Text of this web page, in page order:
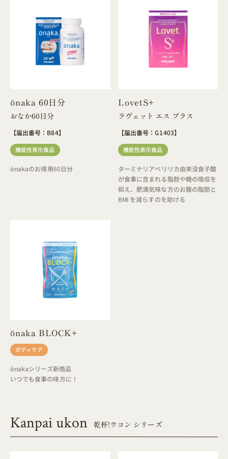
önaka 60日分
おなか60日分
【届出番号：B84】
機能性表示食品
önakaのお得用60日分
LovetS+
ラヴェット エス プラス
【届出番号：G1403】
機能性表示食品
ターミナリアベリリカ由来没食子酸
が食事に含まれる脂肪や糖の吸収を
抑え、肥満気味な方のお腹の脂肪と
BMI を減らすのを助ける
önaka BLOCK+
ボディケア
önakaシリーズ新商品
いつでも食事の味方に！
Kanpai ukon 乾杯!ウコン シリーズ